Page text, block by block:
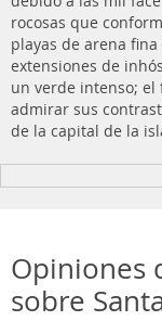
rocosas que
playas de arena
extensiones de
un verde intenso; el
admirar sus
de la capital de la
Opiniones
sobre